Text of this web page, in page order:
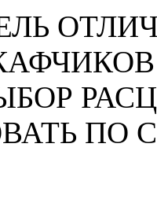
ПО